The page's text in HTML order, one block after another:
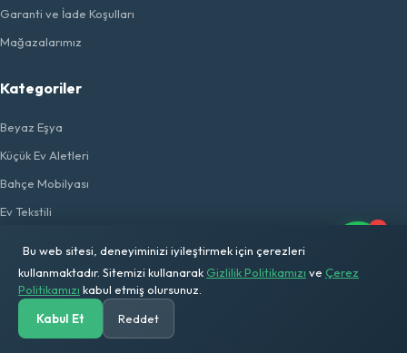
Garanti ve İade Koşulları
Mağazalarımız
Kategoriler
Beyaz Eşya
Küçük Ev Aletleri
Bahçe Mobilyası
Ev Tekstili
Elektrikli Taşıtlar
Solar Sistem
Flaş Ürünler
1
Kategoriler Ara
Bu web sitesi, deneyiminizi iyileştirmek için çerezleri
kullanmaktadır. Sitemizi kullanarak Gizlilik Politikamızı ve Çerez
Politikamızı kabul etmiş olursunuz.
Kabul Et
Reddet